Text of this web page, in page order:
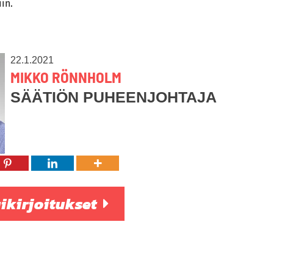
22.1.2021
MIKKO RÖNNHOLM
SÄÄTIÖN PUHEENJOHTAJA